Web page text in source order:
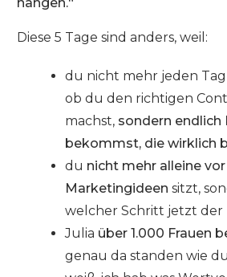
Diese 5 Tage sind anders, weil:
du nicht mehr jeden
ob du den richtigen
machst, sondern endlich
bekommst, die wirklich
du nicht mehr alleine
Marketingideen sitzt,
welcher Schritt jetzt der
Julia über 1.000 Frauen
genau da standen wie